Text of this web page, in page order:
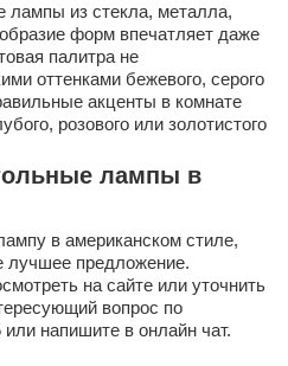
лампы из стекла, металла,
форм впечатляет даже
палитра не
оттенками бежевого, серого
акценты в комнате
розового или золотистого
лампы в
в американском стиле,
лучшее предложение.
на сайте или уточнить
вопрос по
напишите в онлайн чат.